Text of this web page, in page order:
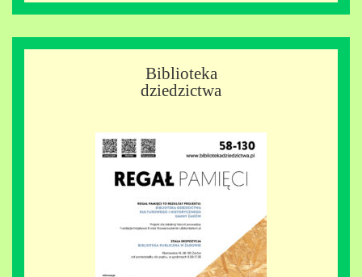
Biblioteka
dziedzictwa